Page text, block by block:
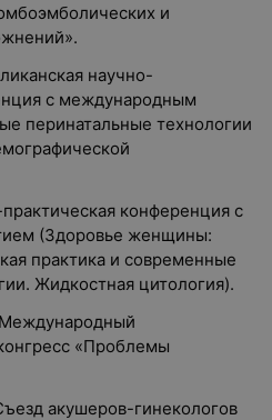
и
научно-
с международным
перинатальные технологии
конференция с
(Здоровье женщины:
практика и современные
Жидкостная цитология).
«Проблемы
акушеров-гинекологов